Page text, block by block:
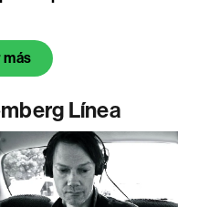
más
Línea